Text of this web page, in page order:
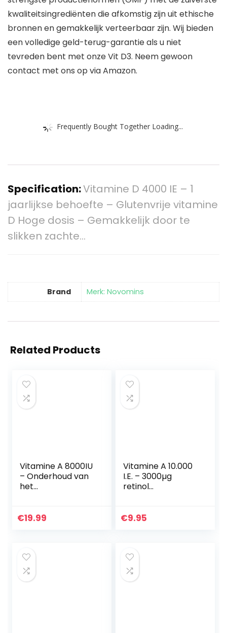
kwaliteitsingrediënten die afkomstig zijn uit ethische
bronnen en gemakkelijk verteerbaar zijn. Wij bieden
een volledige geld-terug-garantie als u niet
tevreden bent met onze Vit D3. Neem gewoon
contact met ons op via Amazon.
Frequently Bought Together Loading...
Specification:Vitamine D 4000 IE – 1
jaarlijkse behoefte – Glutenvrije vitamine
D Hoge dosis – Gemakkelijk door te
slikken zachte…
Brand Merk: Novomins
Related Products
Vitamine A 8000IU
– Onderhoud van
het
huid – 2400 μg
€19.99
Vitamine A 10.000
I.E. – 3000µg
retinol
dosering &
€9.95